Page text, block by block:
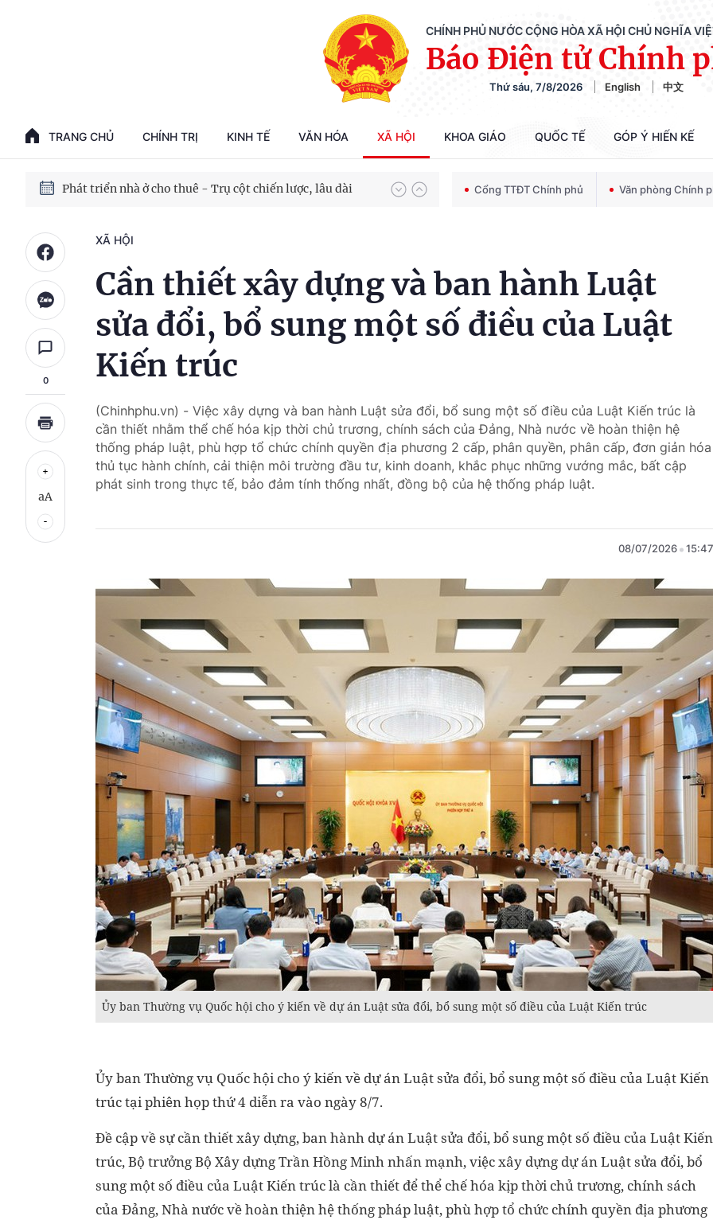
CHÍNH PHỦ NƯỚC CỘNG HÒA XÃ HỘI CHỦ NGHĨA
Báo Điện tử Chính
Thứ sáu, 7/8/2026 English 中文
TRANG CHỦ CHÍNH TRỊ KINH TẾ VĂN HÓA XÃ HỘI KHOA GIÁO QUỐC TẾ GÓP Ý HIẾN KẾ
Chiến dịch 500 ngày đêm tìm kiếm, quy tập và xác định danh tính hài cốt liệt sĩ
Phát triển nhà ở cho thuê - Trụ cột chiến lược, lâu dài
Phát triển kinh tế nhà nước trong kỷ nguyên mới Cổng TTĐT Chính phủ Văn phòng Chính
0
aA
XÃ HỘI
Cần thiết xây dựng và ban hành Luật
sửa đổi, bổ sung một số điều của Luật
Kiến trúc
(Chinhphu.vn) - Việc xây dựng và ban hành Luật sửa đổi, bổ sung một số điều của Luật Kiến trúc là
cần thiết nhằm thể chế hóa kịp thời chủ trương, chính sách của Đảng, Nhà nước về hoàn thiện hệ
thống pháp luật, phù hợp tổ chức chính quyền địa phương 2 cấp, phân quyền, phân cấp, đơn giản hóa
thủ tục hành chính, cải thiện môi trường đầu tư, kinh doanh, khắc phục những vướng mắc, bất cập
phát sinh trong thực tế, bảo đảm tính thống nhất, đồng bộ của hệ thống pháp luật.
08/07/2026 15:47
Ủy ban Thường vụ Quốc hội cho ý kiến về dự án Luật sửa đổi, bổ sung một số điều của Luật Kiến trúc
Ủy ban Thường vụ Quốc hội cho ý kiến về dự án Luật sửa đổi, bổ sung một số điều của Luật Kiến
trúc tại phiên họp thứ 4 diễn ra vào ngày 8/7.
Đề cập về sự cần thiết xây dựng, ban hành dự án Luật sửa đổi, bổ sung một số điều của Luật Kiến
trúc, Bộ trưởng Bộ Xây dựng Trần Hồng Minh nhấn mạnh, việc xây dựng dự án Luật sửa đổi, bổ
sung một số điều của Luật Kiến trúc là cần thiết để thể chế hóa kịp thời chủ trương, chính sách
của Đảng, Nhà nước về hoàn thiện hệ thống pháp luật, phù hợp tổ chức chính quyền địa phương